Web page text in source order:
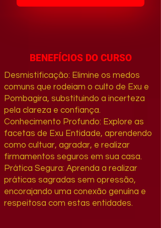
BENEFÍCIOS DO CURSO
Desmistificação: Elimine os medos
comuns que rodeiam o culto de Exu e
Pombagira, substituindo a incerteza
pela clareza e confiança.
Conhecimento Profundo: Explore as
facetas de Exu Entidade, aprendendo
como cultuar, agradar, e realizar
firmamentos seguros em sua casa.
Prática Segura: Aprenda a realizar
práticas sagradas sem opressão,
encorajando uma conexão genuína e
respeitosa com estas entidades.